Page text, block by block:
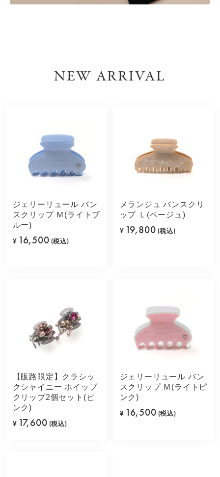
NEW ARRIVAL
ジェリーリュール バン
スクリップ Ｍ(ライトブ
ルー)
¥ 16,500 (税込)
メランジュ バンスクリ
ップ Ｌ(ベージュ)
¥ 19,800 (税込)
【販路限定】クラシッ
クシャイニー ホイップ
クリップ2個セット(ピ
ンク)
¥ 17,600 (税込)
ジェリーリュール バン
スクリップ Ｍ(ライトピ
ンク)
¥ 16,500 (税込)